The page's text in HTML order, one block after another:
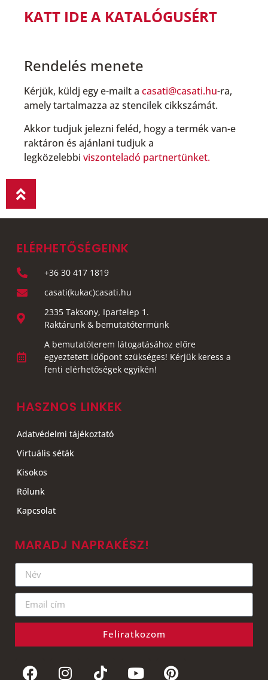
KATT IDE A KATALÓGUSÉRT
Rendelés menete
Kérjük, küldj egy e-mailt a casati@casati.hu-ra,
amely tartalmazza az stencilek cikkszámát.
Akkor tudjuk jelezni feléd, hogy a termék van-e
raktáron és ajánlani tudjuk a
legközelebbi viszonteladó partnertünket.
ELÉRHETŐSÉGEINK
+36 30 417 1819
casati(kukac)casati.hu
2335 Taksony, Ipartelep 1.
Raktárunk & bemutatótermünk
A bemutatóterem látogatásához előre
egyeztetett időpont szükséges! Kérjük keress a
fenti elérhetőségek egyikén!
HASZNOS LINKEK
Adatvédelmi tájékoztató
Virtuális séták
Kisokos
Rólunk
Kapcsolat
MARADJ NAPRAKÉSZ!
Feliratkozom